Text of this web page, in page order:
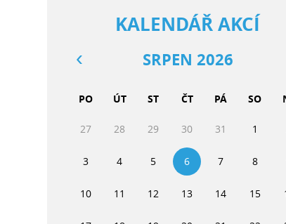
KALENDÁŘ AKCÍ
SRPEN 2026
PO ÚT ST ČT PÁ SO
27 28 29 30 31 1
3 4 5 6 7 8
10 11 12 13 14 15